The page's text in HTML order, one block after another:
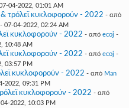
04-2022, 01:01 AM
& τρόλεϊ κυκλοφορούν - 2022 - από
- 07-04-2022, 02:24 AM
κυκλοφορούν - 2022 - από ecoj -
10:48 AM
κυκλοφορούν - 2022 - από ecoj -
03:57 PM
κυκλοφορούν - 2022 - από Man
2022, 09:31 PM
κυκλοφορούν - 2022 - από
2022, 10:03 PM